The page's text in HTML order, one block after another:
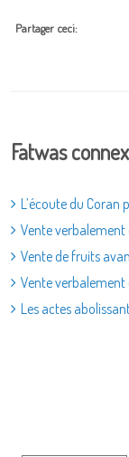
Partager ceci:
Fatwas
L’écoute du
Vente verbalement
Vente de fruits
Vente verbalement
Les actes